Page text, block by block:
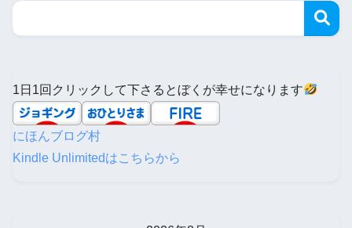
1日1回クリックして下さるとぼくが幸せになります
にほんブログ村
Kindle Unlimitedはこちらから